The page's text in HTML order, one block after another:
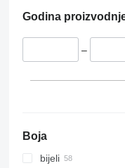
Godina
–
Boja
bijeli